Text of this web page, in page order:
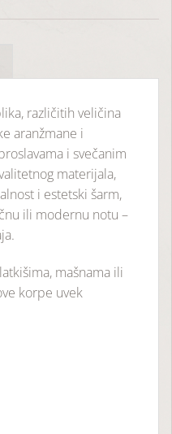
različitih veličina
aranžmane i
i svečanim
materijala,
i estetski šarm,
ili modernu notu –
mašnama ili
korpe uvek